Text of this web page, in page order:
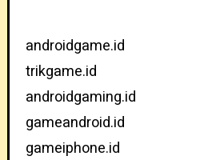
androidgame.id
trikgame.id
androidgaming.id
gameandroid.id
gameiphone.id